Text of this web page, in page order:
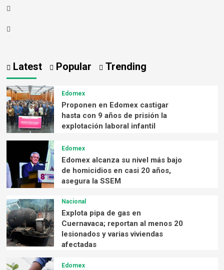
Latest Popular Trending
Edomex
Proponen en Edomex castigar
hasta con 9 años de prisión la
explotación laboral infantil
Edomex
Edomex alcanza su nivel más bajo
de homicidios en casi 20 años,
asegura la SSEM
Nacional
Explota pipa de gas en
Cuernavaca; reportan al menos 20
lesionados y varias viviendas
afectadas
Edomex